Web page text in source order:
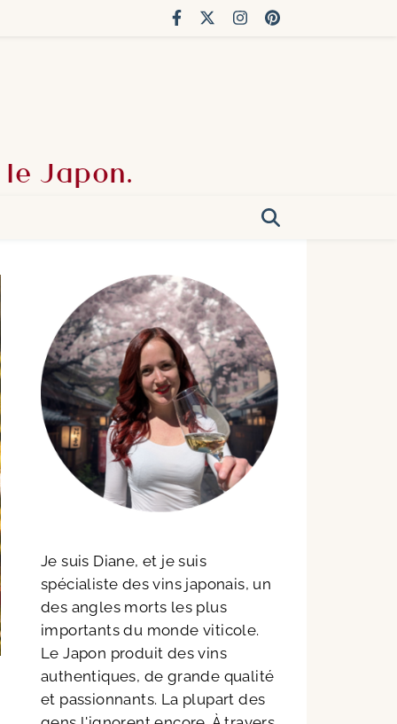
Japon.
Je suis Diane, et je suis
spécialiste des vins japonais, un
des angles morts les plus
importants du monde viticole.
Le Japon produit des vins
authentiques, de grande qualité
et passionnants. La plupart des